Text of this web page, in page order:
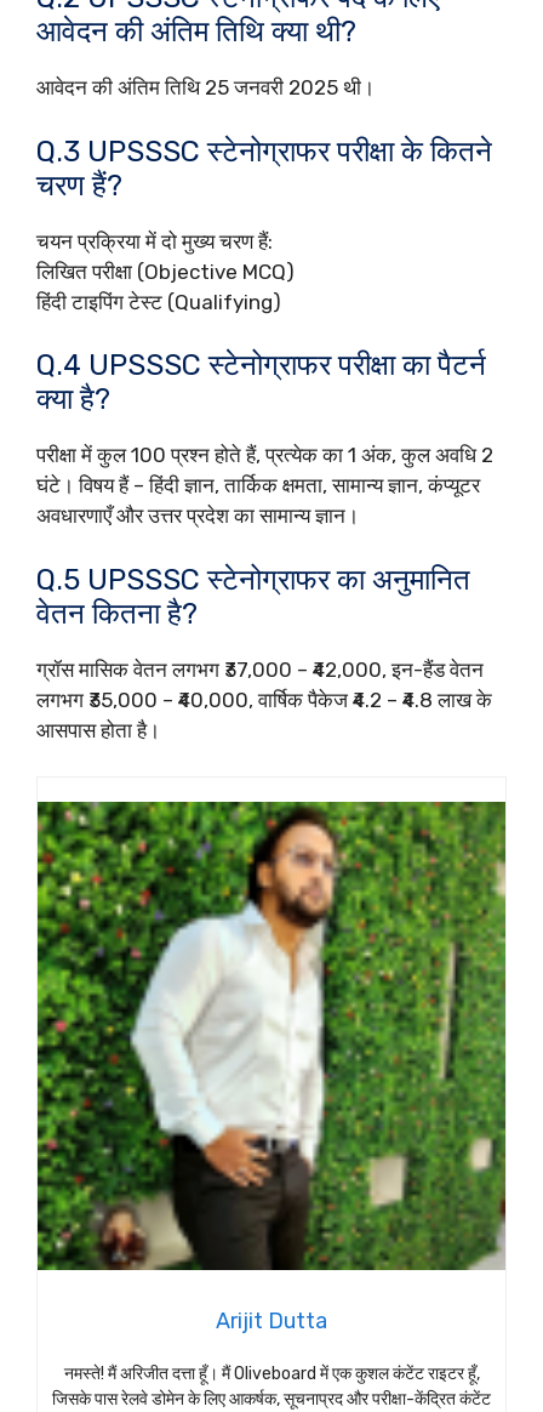
आवेदन की अंतिम तिथि क्या थी?
आवेदन की अंतिम तिथि 25 जनवरी 2025 थी।
Q.3 UPSSSC स्टेनोग्राफर परीक्षा के कितने
चरण हैं?
चयन प्रक्रिया में दो मुख्य चरण हैं:
लिखित परीक्षा (Objective MCQ)
हिंदी टाइपिंग टेस्ट (Qualifying)
Q.4 UPSSSC स्टेनोग्राफर परीक्षा का पैटर्न
क्या है?
परीक्षा में कुल 100 प्रश्न होते हैं, प्रत्येक का 1 अंक, कुल अवधि 2
घंटे। विषय हैं – हिंदी ज्ञान, तार्किक क्षमता, सामान्य ज्ञान, कंप्यूटर
अवधारणाएँ और उत्तर प्रदेश का सामान्य ज्ञान।
Q.5 UPSSSC स्टेनोग्राफर का अनुमानित
वेतन कितना है?
ग्रॉस मासिक वेतन लगभग ₹37,000 – ₹42,000, इन-हैंड वेतन
लगभग ₹35,000 – ₹40,000, वार्षिक पैकेज ₹4.2 – ₹4.8 लाख के
आसपास होता है।
Arijit Dutta
नमस्ते! मैं अरिजीत दत्ता हूँ। मैं Oliveboard में एक कुशल कंटेंट राइटर हूँ,
जिसके पास रेलवे डोमेन के लिए आकर्षक, सूचनाप्रद और परीक्षा-केंद्रित कंटेंट